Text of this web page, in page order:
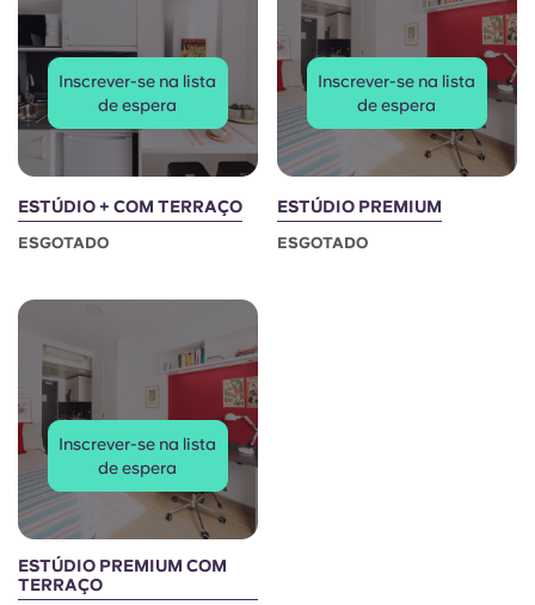
Inscrever-se na lista
de espera
ESTÚDIO + COM TERRAÇO
ESGOTADO
Inscrever-se na lista
de espera
ESTÚDIO PREMIUM
ESGOTADO
Inscrever-se na lista
de espera
ESTÚDIO PREMIUM COM
TERRAÇO